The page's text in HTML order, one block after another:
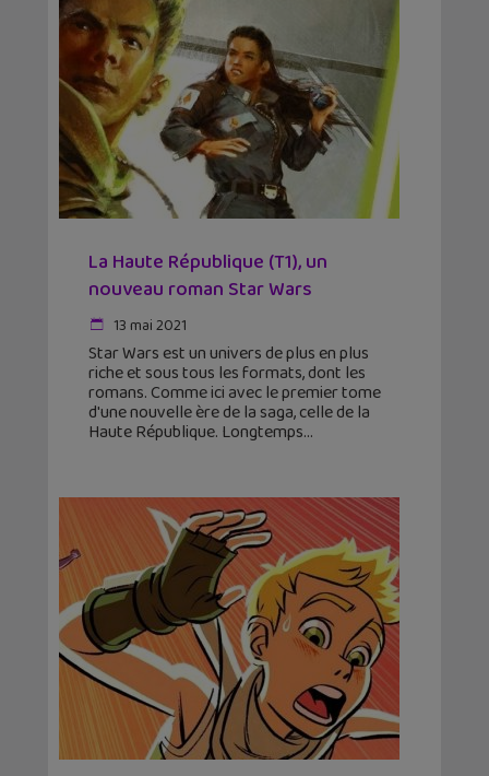
La Haute République (T1), un
nouveau roman Star Wars
13 mai 2021
Star Wars est un univers de plus en plus
riche et sous tous les formats, dont les
romans. Comme ici avec le premier tome
d'une nouvelle ère de la saga, celle de la
Haute République. Longtemps